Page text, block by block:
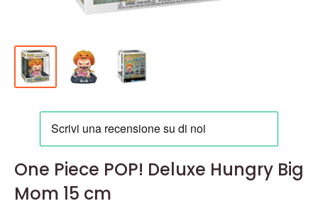
One Piece POP! Deluxe Hungry Big
Mom 15 cm